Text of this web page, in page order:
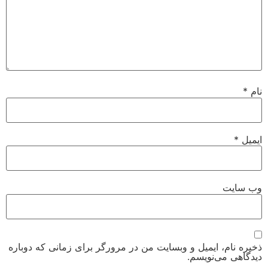
نام*
ایمیل*
وب‌ سایت
ذخیره نام، ایمیل و وبسایت من در مرورگر برای زمانی که دوباره
دیدگاهی می‌نویسم.